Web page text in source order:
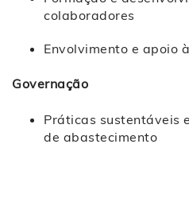
colaboradores
Envolvimento e apoio
Governação
Práticas sustentáveis
de abastecimento